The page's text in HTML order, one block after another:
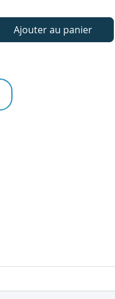
Ajouter au panier